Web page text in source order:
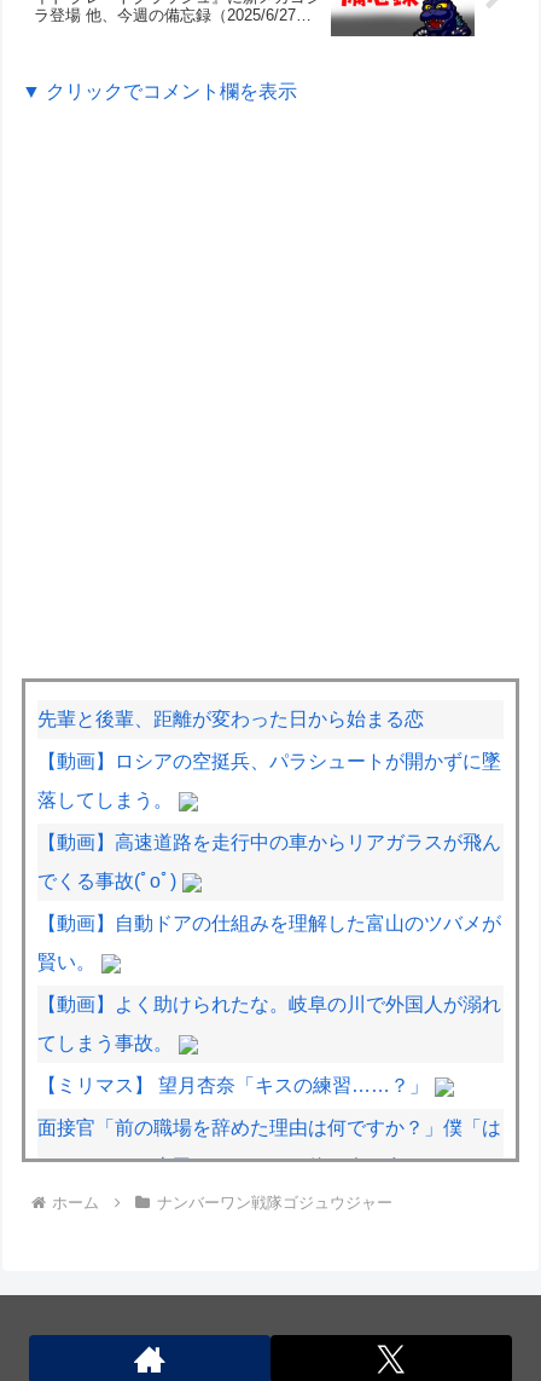
ラ登場 他、今週の備忘録（2025/6/27～
▼ クリックでコメント欄を表示
先輩と後輩、距離が変わった日から始まる恋
【動画】ロシアの空挺兵、パラシュートが開かずに墜
落してしまう。
【動画】高速道路を走行中の車からリアガラスが飛ん
でくる事故(ﾟoﾟ)
【動画】自動ドアの仕組みを理解した富山のツバメが
賢い。
【動画】よく助けられたな。岐阜の川で外国人が溺れ
てしまう事故。
【ミリマス】 望月杏奈「キスの練習……？」
面接官「前の職場を辞めた理由は何ですか？」僕「は
い、えっと、上司のパワハラと飲み会の多さにメンタ
ルがやられて...給料も低く...」
来春に発売！
ホーム ナンバーワン戦隊ゴジュウジャー